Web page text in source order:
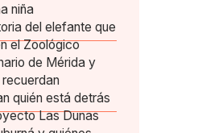
niña
del elefante que
el Zoológico
de Mérida y
quién está detrás
Las Dunas